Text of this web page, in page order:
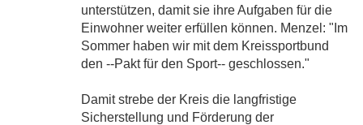
unterstützen, damit sie ihre Aufgaben für die
Einwohner weiter erfüllen können. Menzel: "Im
Sommer haben wir mit dem Kreissportbund
den --Pakt für den Sport-- geschlossen."
Damit strebe der Kreis die langfristige
Sicherstellung und Förderung der